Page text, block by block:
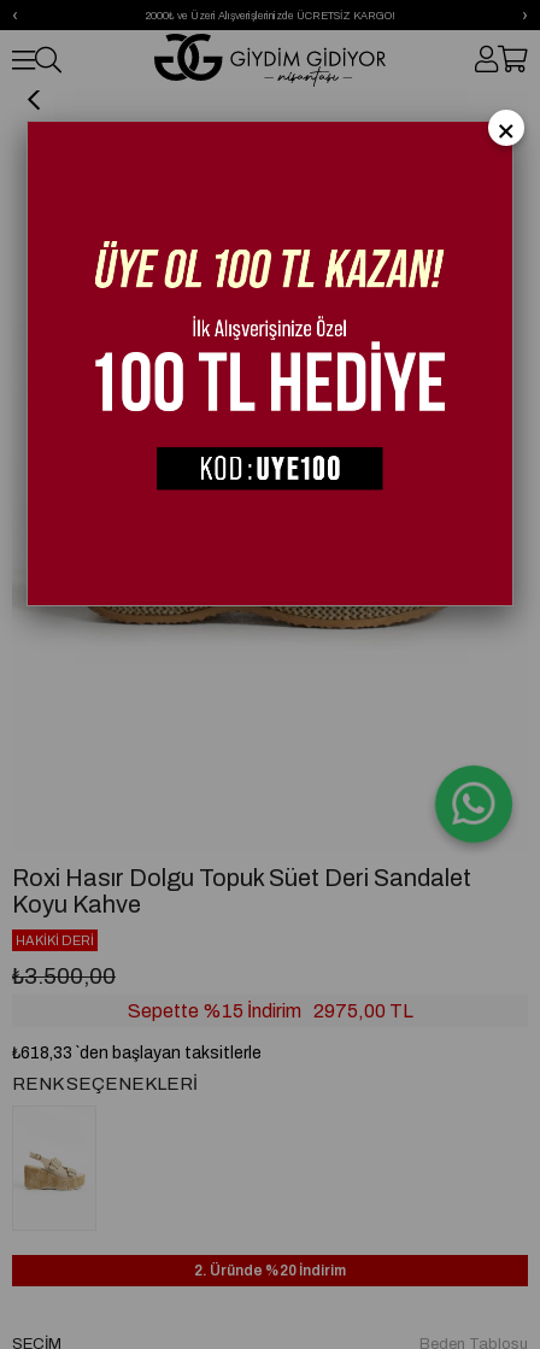
2000₺ ve Üzeri Alışverişlerinizde ÜCRETSİZ KARGO!
‹ ›
Roxi Hasır Dolgu Topuk Süet Deri Sandalet Koyu Kahve
Roxi Hasır Dolgu Topuk Süet Deri Sandalet
Koyu Kahve
HAKİKİ DERİ
₺3.500,00
Sepette %15 İndirim 2975,00 TL
₺618,33 `den başlayan taksitlerle
RENK SEÇENEKLERI
2. Üründe %20 İndirim
Beden Tablosu
SEÇIM
×